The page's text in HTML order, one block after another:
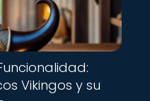
Vikingos y su